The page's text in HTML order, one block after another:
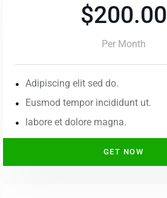
$200.00
Per Month
Adipiscing elit sed do.
Eusmod tempor incididunt ut.
labore et dolore magna.
GET NOW